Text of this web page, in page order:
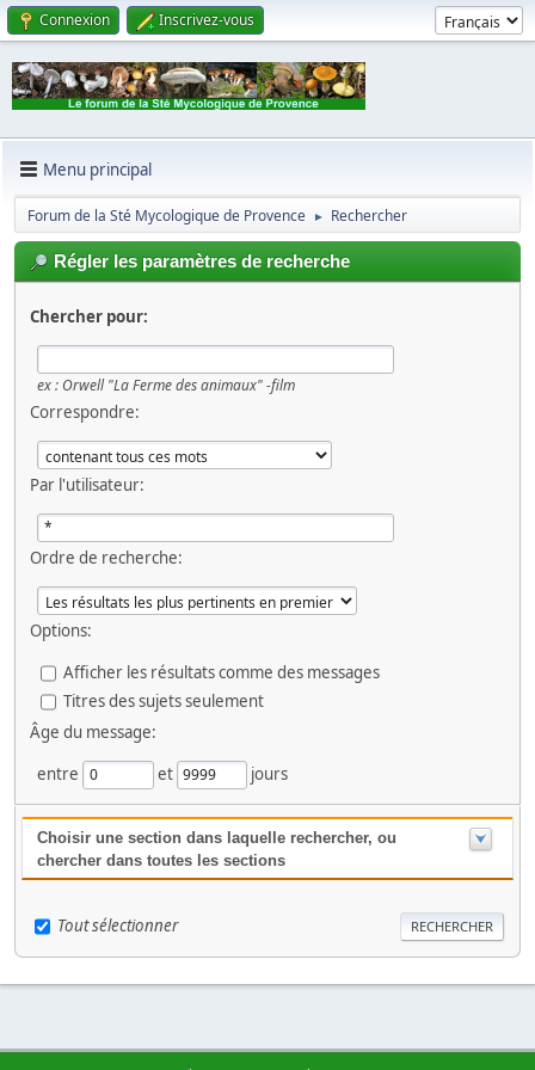
Connexion Inscrivez-vous
Menu principal
Forum de la Sté Mycologique de Provence ► Rechercher
Régler les paramètres de recherche
Chercher pour:
ex : Orwell "La Ferme des animaux" -film
Correspondre:
Par l'utilisateur:
Ordre de recherche:
Options:
Afficher les résultats comme des messages
Titres des sujets seulement
Âge du message:
entre
et jours
Choisir une section dans laquelle rechercher, ou
chercher dans toutes les sections
Tout sélectionner